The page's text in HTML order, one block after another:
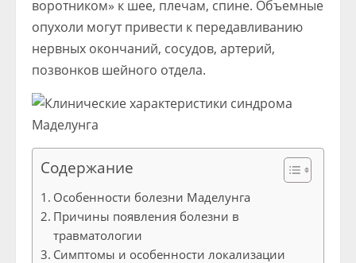
воротником» к шее, плечам, спине. Объемные
опухоли могут привести к передавливанию
нервных окончаний, сосудов, артерий,
позвонков шейного отдела.
Содержание
Особенности болезни Маделунга
Причины появления болезни в
травматологии
Симптомы и особенности локализации